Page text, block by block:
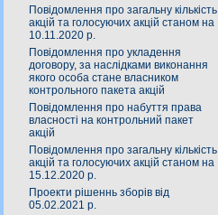
Повідомлення про загальну кількість
акцій та голосуючих акцій станом на
10.11.2020 р.
Повідомлення про укладення
договору, за наслідками виконання
якого особа стане власником
контрольного пакета акцій
Повідомлення про набуття права
власності на контрольний пакет
акцій
Повідомлення про загальну кількість
акцій та голосуючих акцій станом на
15.12.2020 р.
Проекти рішеннь зборів від
05.02.2021 р.